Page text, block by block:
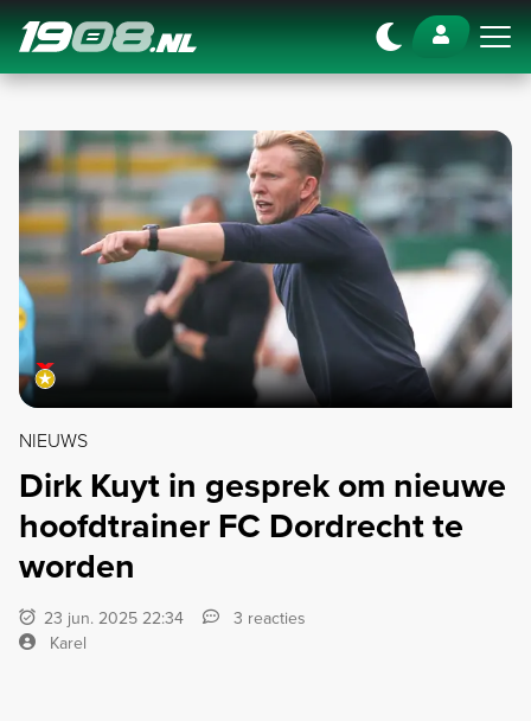
Navigation
NIEUWS
Dirk Kuyt in gesprek om nieuwe
hoofdtrainer FC Dordrecht te
worden
23 jun. 2025 22:34
3 reacties
Karel